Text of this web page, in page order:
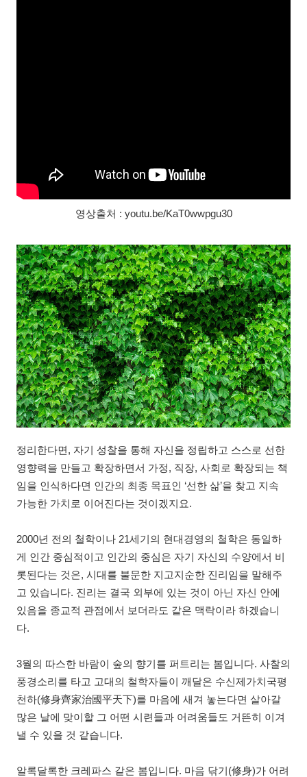
영상출처 : youtu.be/KaT0wwpgu30
정리한다면, 자기 성찰을 통해 자신을 정립하고 스스로 선한
영향력을 만들고 확장하면서 가정, 직장, 사회로 확장되는 책
임을 인식하다면 인간의 최종 목표인 ‘선한 삶’을 찾고 지속
가능한 가치로 이어진다는 것이겠지요.
2000년 전의 철학이나 21세기의 현대경영의 철학은 동일하
게 인간 중심적이고 인간의 중심은 자기 자신의 수양에서 비
롯된다는 것은, 시대를 불문한 지고지순한 진리임을 말해주
고 있습니다. 진리는 결국 외부에 있는 것이 아닌 자신 안에
있음을 종교적 관점에서 보더라도 같은 맥락이라 하겠습니
다.
3월의 따스한 바람이 숲의 향기를 퍼트리는 봄입니다. 사찰의
풍경소리를 타고 고대의 철학자들이 깨달은 수신제가치국평
천하(修身齊家治國平天下)를 마음에 새겨 놓는다면 살아갈
많은 날에 맞이할 그 어떤 시련들과 어려움들도 거뜬히 이겨
낼 수 있을 것 같습니다.
알록달록한 크레파스 같은 봄입니다. 마음 닦기(修身)가 어려